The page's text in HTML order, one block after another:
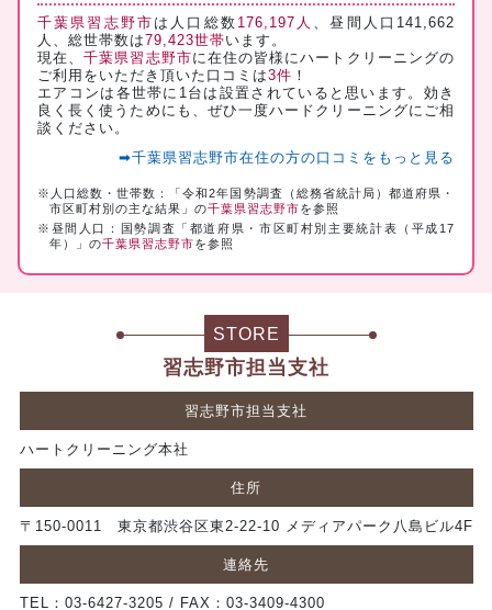
千葉県習志野市 は人口総数 176,197人 、昼間人口141,662
人、総世帯数は79,423世帯います。
現在、千葉県習志野市に在住の皆様にハートクリーニングの
ご利用をいただき頂いた口コミは3件 ！
エアコンは各世帯に1台は設置されていると思います。効き
良く長く使うためにも、ぜひ一度ハードクリーニングにご相
談ください。
➡千葉県習志野市在住の方の口コミをもっと見る
※人口総数・世帯数：「令和2年国勢調査（総務省統計局）都道府県・
市区町村別の主な結果」の千葉県習志野市を参照
※昼間人口：国勢調査「都道府県・市区町村別主要統計表（平成17
年）」の千葉県習志野市を参照
STORE
習志野市担当支社
習志野市担当支社
ハートクリーニング本社
住所
〒150-0011 東京都渋谷区東2-22-10 メディアパーク八島ビル4F
連絡先
TEL：03-6427-3205 / FAX：03-3409-4300